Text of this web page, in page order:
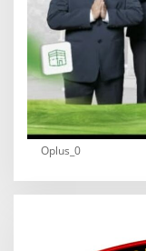
Oplus_0